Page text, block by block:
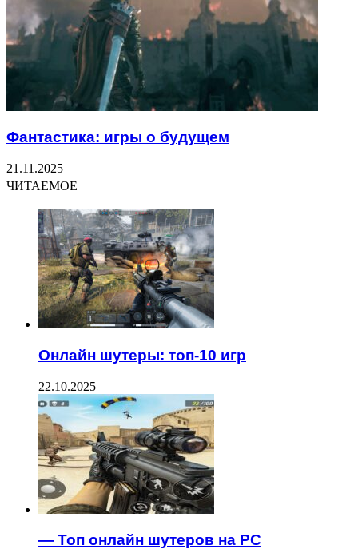
Фантастика: игры о будущем
21.11.2025
ЧИТАЕМОЕ
Онлайн шутеры: топ-10 игр
22.10.2025
— Топ онлайн шутеров на PC